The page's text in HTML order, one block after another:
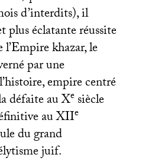
d’interdits), il
plus éclatante réussite
l’Empire khazar, le
par une
empire centré
défaite au Xesiècle
auXIIe
du grand
juif.